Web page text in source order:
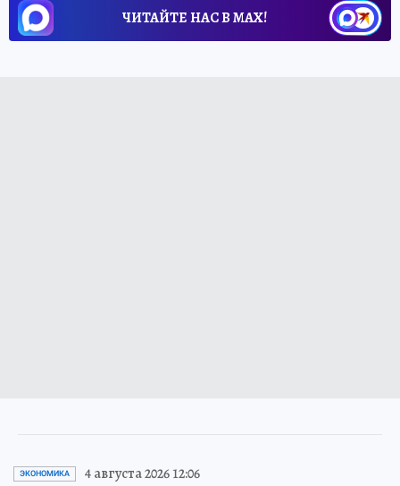
ЧИТАЙТЕ НАС В МАХ!
ЭКОНОМИКА 4 августа 2026 12:06